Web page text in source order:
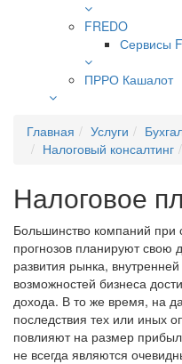
FREDO
Сервисы
ПРРО Кашалот
Главная Услуги
Налоговый консалтинг
Налоговое
Большинство компаний
прогнозов планируют свою
развития рынка,
возможностей бизнеса
дохода. В то же время, на
последствия тех или иных
повлияют на размер
не всегда являются